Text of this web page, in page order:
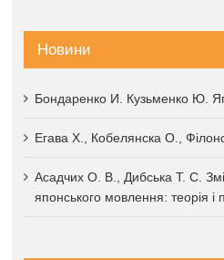
Новини
Бондаренко И. Кузьменко Ю.
Егава Х., Кобелянска О.,
Асадчих О. В., Дибська Т. С.
японського мовлення: теорія і